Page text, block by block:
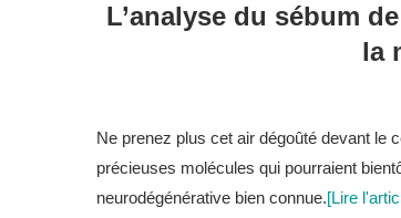
L’analyse du sébum
la
Ne prenez plus cet air dégoûté devant le
précieuses molécules qui pourraient
neurodégénérative bien connue.[Lire